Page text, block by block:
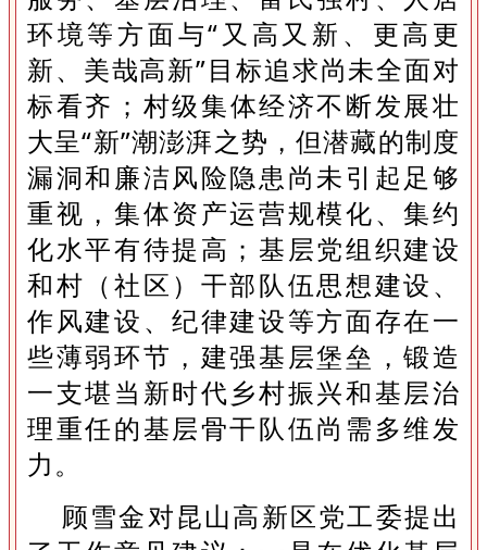
环境等方面与“又高又新、更高更
新、美哉高新”目标追求尚未全面对
标看齐；村级集体经济不断发展壮
大呈“新”潮澎湃之势，但潜藏的制度
漏洞和廉洁风险隐患尚未引起足够
重视，集体资产运营规模化、集约
化水平有待提高；基层党组织建设
和村（社区）干部队伍思想建设、
作风建设、纪律建设等方面存在一
些薄弱环节，建强基层堡垒，锻造
一支堪当新时代乡村振兴和基层治
理重任的基层骨干队伍尚需多维发
力。
顾雪金对昆山高新区党工委提出